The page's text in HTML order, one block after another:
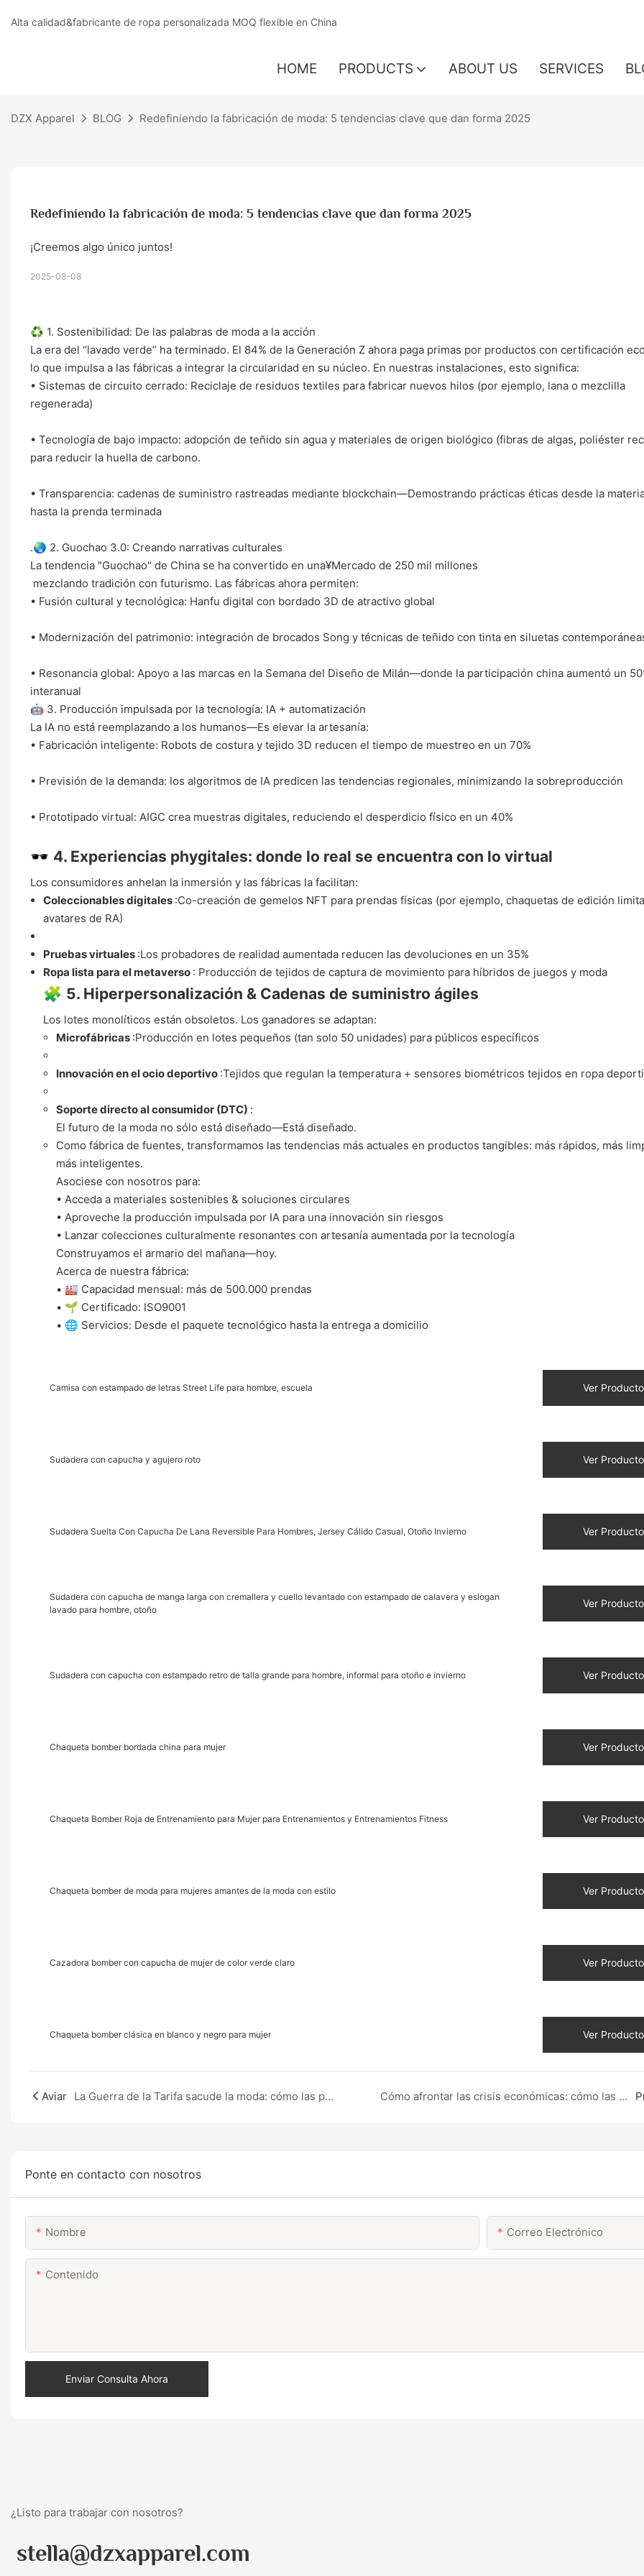
Alta calidad&fabricante de ropa personalizada MOQ flexible en China
HOME PRODUCTS ABOUT US SERVICES
DZX Apparel BLOG Redefiniendo la fabricación de moda: 5 tendencias clave que dan forma 2025
Redefiniendo la fabricación de moda: 5 tendencias clave que dan forma 2025
¡Creemos algo único juntos!
2025-08-08
♻️ ​1. Sostenibilidad: De las palabras de moda a la acción
La era del “lavado verde” ha terminado. El 84% de la Generación Z ahora paga primas por productos con certificación
lo que impulsa a las fábricas a integrar la circularidad en su núcleo. En nuestras instalaciones, esto significa:
• Sistemas de circuito cerrado: Reciclaje de residuos textiles para fabricar nuevos hilos (por ejemplo, lana o mezclilla
regenerada)
• Tecnología de bajo impacto: adopción de teñido sin agua y materiales de origen biológico (fibras de algas, poliéster
para reducir la huella de carbono.
• Transparencia: cadenas de suministro rastreadas mediante blockchain—Demostrando prácticas éticas desde la
hasta la prenda terminada
.🌏 ​2. Guochao 3.0: Creando narrativas culturales
La tendencia "Guochao" de China se ha convertido en una¥Mercado de 250 mil millones
mezclando tradición con futurismo. Las fábricas ahora permiten:
• Fusión cultural y tecnológica: Hanfu digital con bordado 3D de atractivo global
• Modernización del patrimonio: integración de brocados Song y técnicas de teñido con tinta en siluetas
• Resonancia global: Apoyo a las marcas en la Semana del Diseño de Milán—donde la participación china aumentó un
interanual
🤖 ​3. Producción impulsada por la tecnología: IA + automatización
La IA no está reemplazando a los humanos—Es elevar la artesanía:
• Fabricación inteligente: Robots de costura y tejido 3D reducen el tiempo de muestreo en un 70%
• Previsión de la demanda: los algoritmos de IA predicen las tendencias regionales, minimizando la sobreproducción
• Prototipado virtual: AIGC crea muestras digitales, reduciendo el desperdicio físico en un 40%
🕶️ ​ 4. Experiencias phygitales: donde lo real se encuentra con lo virtual
Los consumidores anhelan la inmersión y las fábricas la facilitan:
Coleccionables digitales :Co-creación de gemelos NFT para prendas físicas (por ejemplo, chaquetas de edición
avatares de RA)
Pruebas virtuales :Los probadores de realidad aumentada reducen las devoluciones en un 35%
Ropa lista para el metaverso : Producción de tejidos de captura de movimiento para híbridos de juegos y moda
🧩 ​ 5. Hiperpersonalización & Cadenas de suministro ágiles
Los lotes monolíticos están obsoletos. Los ganadores se adaptan:
Microfábricas :Producción en lotes pequeños (tan solo 50 unidades) para públicos específicos
Innovación en el ocio deportivo :Tejidos que regulan la temperatura + sensores biométricos tejidos en ropa
Soporte directo al consumidor (DTC) :
El futuro de la moda no sólo está diseñado—Está diseñado.
Como fábrica de fuentes, transformamos las tendencias más actuales en productos tangibles: más rápidos, más
más inteligentes.
Asociese con nosotros para:
• Acceda a materiales sostenibles & soluciones circulares
• Aproveche la producción impulsada por IA para una innovación sin riesgos
• Lanzar colecciones culturalmente resonantes con artesanía aumentada por la tecnología
Construyamos el armario del mañana—hoy.
Acerca de nuestra fábrica:
• 🏭 Capacidad mensual: más de 500.000 prendas
• 🌱 ​Certificado: ISO9001
• 🌐 Servicios: Desde el paquete tecnológico hasta la entrega a domicilio
Camisa con estampado de letras Street Life para hombre, escuela Ver
Sudadera con capucha y agujero roto Ver
Sudadera Suelta Con Capucha De Lana Reversible Para Hombres, Jersey Cálido Casual, Otoño Invierno Ver
Sudadera con capucha de manga larga con cremallera y cuello levantado con estampado de calavera y eslogan
lavado para hombre, otoño
Ver
Sudadera con capucha con estampado retro de talla grande para hombre, informal para otoño e invierno Ver
Chaqueta bomber bordada china para mujer Ver
Chaqueta Bomber Roja de Entrenamiento para Mujer para Entrenamientos y Entrenamientos Fitness Ver
Chaqueta bomber de moda para mujeres amantes de la moda con estilo Ver
Cazadora bomber con capucha de mujer de color verde claro Ver
Chaqueta bomber clásica en blanco y negro para mujer Ver
Aviar La Guerra de la Tarifa sacude la moda: cómo las pequeñas fábricas están convirtiendo la crisis en la oportunidad Cómo afrontar las crisis económicas: cómo las marcas de ropa prosperan gracias a cadenas de suministro inteligentes y marketing multicanal
Ponte en contacto con nosotros
Nombre Correo Electrónico
Contenido
Enviar Consulta Ahora
¿Listo para trabajar con nosotros?
stella@dzxapparel.com